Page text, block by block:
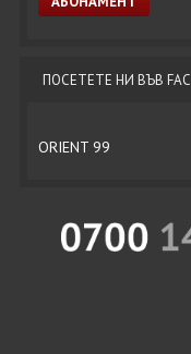
ПОСЕТЕТЕ НИ ВЪВ
ORIENT 99